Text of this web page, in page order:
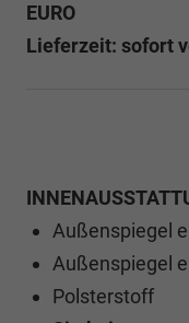
EURO
Lieferzeit: sofort
Außenspiegel
Außenspiegel
Polsterstoff